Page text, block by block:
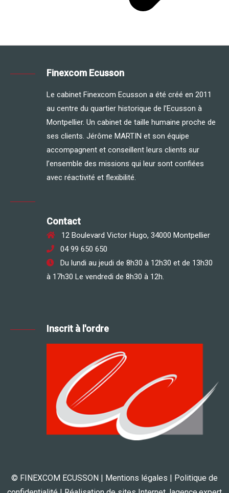
Finexcom Ecusson
Le cabinet Finexcom Ecusson a été créé en 2011
au centre du quartier historique de l’Ecusson à
Montpellier. Un cabinet de taille humaine proche de
ses clients. Jérôme MARTIN et son équipe
accompagnent et conseillent leurs clients sur
l’ensemble des missions qui leur sont confiées
avec réactivité et flexibilité.
Contact
12 Boulevard Victor Hugo, 34000 Montpellier
04 99 650 650
Du lundi au jeudi de 8h30 à 12h30 et de 13h30
à 17h30 Le vendredi de 8h30 à 12h.
Inscrit à l'ordre
© FINEXCOM ECUSSON | Mentions légales
Politique de